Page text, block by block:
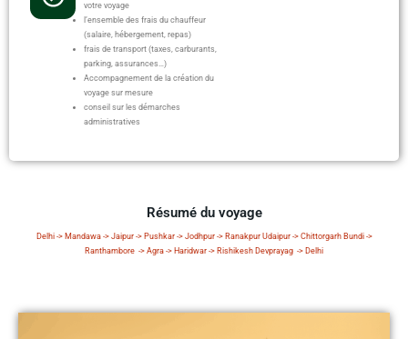
votre voyage
l’ensemble des frais du chauffeur
(salaire, hébergement, repas)
frais de transport (taxes, carburants,
parking, assurances…)
Accompagnement de la création du
voyage sur mesure
conseil sur les démarches
administratives
Résumé du voyage
Delhi -> Mandawa -> Jaipur -> Pushkar -> Jodhpur -> Ranakpur Udaipur -> Chittorgarh Bundi ->
Ranthambore -> Agra -> Haridwar -> Rishikesh Devprayag -> Delhi